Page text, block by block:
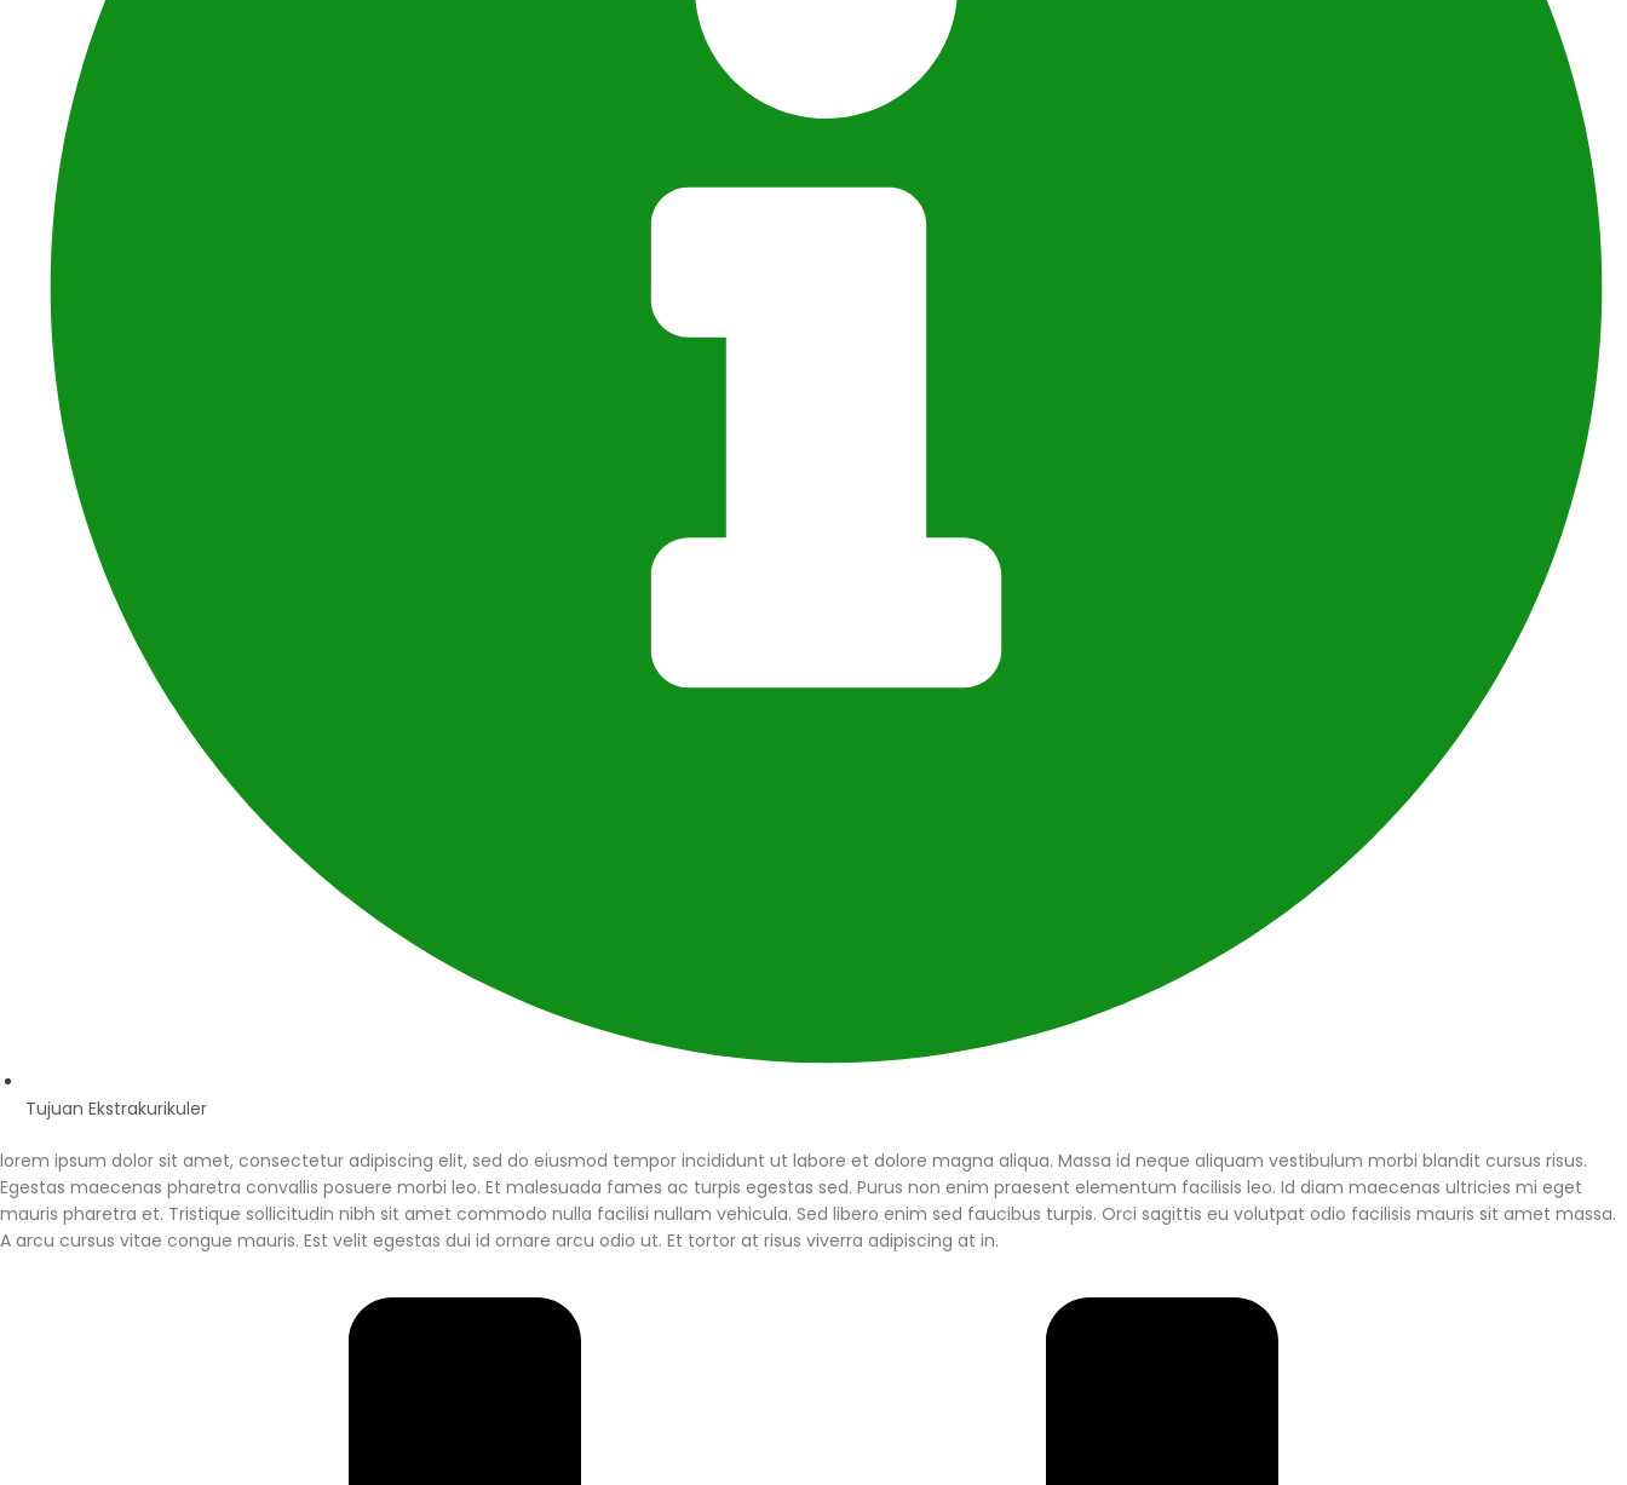
Tujuan Ekstrakurikuler
lorem ipsum dolor sit amet, consectetur adipiscing elit, sed do eiusmod tempor incididunt ut labore et dolore magna aliqua. Massa id neque aliquam vestibulum morbi blandit cursus risus.
Egestas maecenas pharetra convallis posuere morbi leo. Et malesuada fames ac turpis egestas sed. Purus non enim praesent elementum facilisis leo. Id diam maecenas ultricies mi eget
mauris pharetra et. Tristique sollicitudin nibh sit amet commodo nulla facilisi nullam vehicula. Sed libero enim sed faucibus turpis. Orci sagittis eu volutpat odio facilisis mauris sit amet massa.
A arcu cursus vitae congue mauris. Est velit egestas dui id ornare arcu odio ut. Et tortor at risus viverra adipiscing at in.